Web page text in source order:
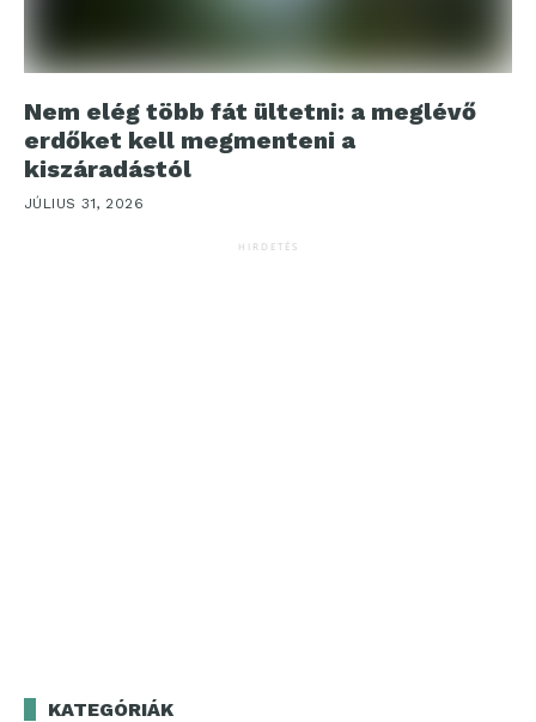
Nem elég több fát ültetni: a meglévő
erdőket kell megmenteni a
kiszáradástól
JÚLIUS 31, 2026
HIRDETÉS
KATEGÓRIÁK